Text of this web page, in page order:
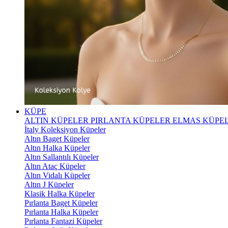
KÜPE
ALTIN KÜPELER PIRLANTA KÜPELER ELMAS
İtaly Koleksiyon Küpeler
Altın Baget Küpeler
Altın Halka Küpeler
Altın Sallantılı Küpeler
Altın Ataç Küpeler
Altın Vidalı Küpeler
Altın J Küpeler
Klasik Halka Küpeler
Pırlanta Baget Küpeler
Pırlanta Halka Küpeler
Pırlanta Fantazi Küpeler